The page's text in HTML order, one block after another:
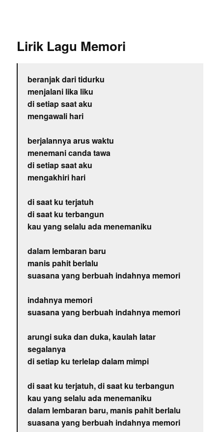
Lirik Lagu Memori
beranjak dari tidurku
menjalani lika liku
di setiap saat aku
mengawali hari
berjalannya arus waktu
menemani canda tawa
di setiap saat aku
mengakhiri hari
di saat ku terjatuh
di saat ku terbangun
kau yang selalu ada menemaniku
dalam lembaran baru
manis pahit berlalu
suasana yang berbuah indahnya memori
indahnya memori
suasana yang berbuah indahnya memori
arungi suka dan duka, kaulah latar
segalanya
di setiap ku terlelap dalam mimpi
di saat ku terjatuh, di saat ku terbangun
kau yang selalu ada menemaniku
dalam lembaran baru, manis pahit berlalu
suasana yang berbuah indahnya memori